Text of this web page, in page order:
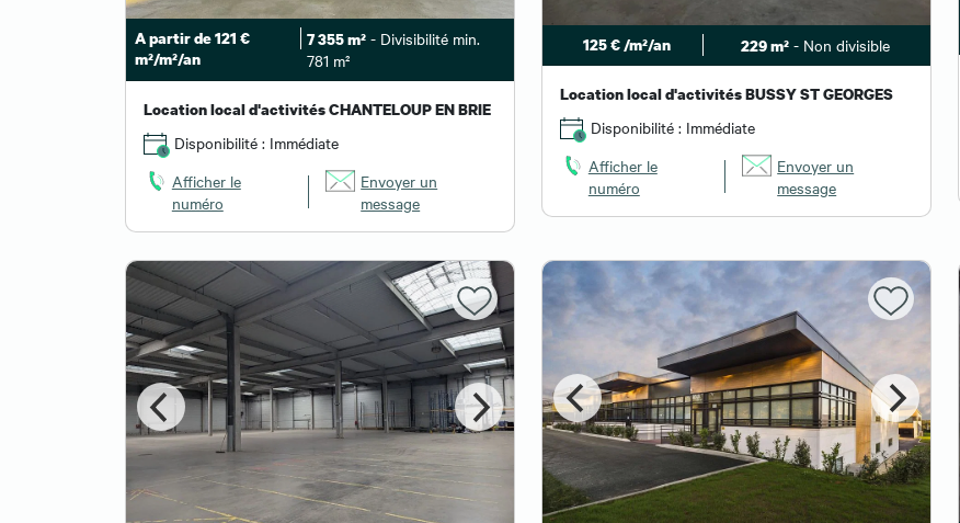
A partir de 121 €
m²/m²/an
7 355 m² - Divisibilité min.
781 m²
Location local d'activités CHANTELOUP EN BRIE
Disponibilité : Immédiate
Afficher le
numéro
Envoyer un
message
125 € /m²/an 229 m² - Non divisible
Location local d'activités BUSSY ST GEORGES
Disponibilité : Immédiate
Afficher le
numéro
Envoyer un
message